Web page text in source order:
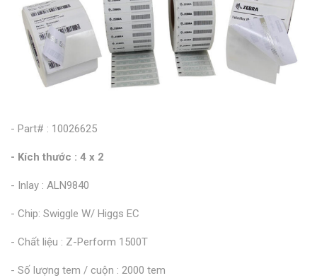
- Part# : 10026625
- Kích thước : 4 x 2
- Inlay : ALN9840
- Chip: Swiggle W/ Higgs EC
- Chất liệu : Z-Perform 1500T
- Số lượng tem / cuộn : 2000 tem